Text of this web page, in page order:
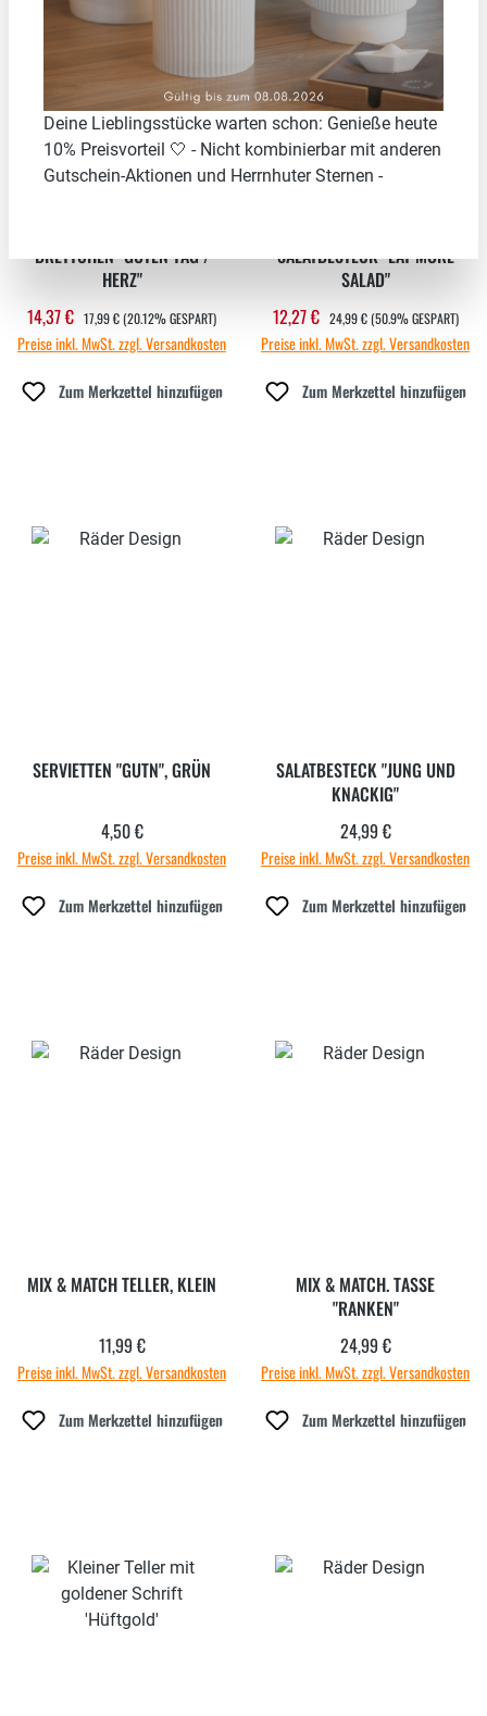
BRETTCHEN "GUTEN TAG /
HERZ"
Verkaufspreis:
14,37 € REGULÄRER PREIS:
17,99 € (20.12% GESPART)
Preise inkl. MwSt. zzgl. Versandkosten
Zum Merkzettel hinzufügen
SALATBESTECK "EAT MORE
SALAD"
Verkaufspreis:
12,27 € REGULÄRER PREIS:
24,99 € (50.9% GESPART)
Preise inkl. MwSt. zzgl. Versandkosten
Zum Merkzettel hinzufügen
SERVIETTEN "GUTN", GRÜN
Regulärer Preis:
4,50 €
Preise inkl. MwSt. zzgl. Versandkosten
Zum Merkzettel hinzufügen
SALATBESTECK "JUNG UND
KNACKIG"
Regulärer Preis:
24,99 €
Preise inkl. MwSt. zzgl. Versandkosten
Zum Merkzettel hinzufügen
MIX & MATCH TELLER, KLEIN
Regulärer Preis:
11,99 €
Preise inkl. MwSt. zzgl. Versandkosten
Zum Merkzettel hinzufügen
MIX & MATCH. TASSE
"RANKEN"
Regulärer Preis:
24,99 €
Preise inkl. MwSt. zzgl. Versandkosten
Zum Merkzettel hinzufügen
Deine Lieblingsstücke warten schon: Genieße heute
10% Preisvorteil 🤍 - Nicht kombinierbar mit anderen
Gutschein-Aktionen und Herrnhuter Sternen -